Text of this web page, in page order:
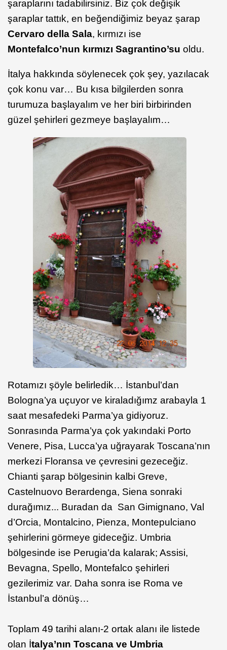
şaraplarını tadabilirsiniz. Biz çok değişik
şaraplar tattık, en beğendiğimiz beyaz şarap
Cervaro della Sala, kırmızı ise
Montefalco’nun kırmızı Sagrantino’su oldu.
İtalya hakkında söylenecek çok şey, yazılacak
çok konu var… Bu kısa bilgilerden sonra
turumuza başlayalım ve her biri birbirinden
güzel şehirleri gezmeye başlayalım…
Rotamızı şöyle belirledik… İstanbul’dan
Bologna’ya uçuyor ve kiraladığımz arabayla 1
saat mesafedeki Parma’ya gidiyoruz.
Sonrasında Parma’ya çok yakındaki Porto
Venere, Pisa, Lucca’ya uğrayarak Toscana’nın
merkezi Floransa ve çevresini gezeceğiz.
Chianti şarap bölgesinin kalbi Greve,
Castelnuovo Berardenga, Siena sonraki
durağımız... Buradan da San Gimignano, Val
d’Orcia, Montalcino, Pienza, Montepulciano
şehirlerini görmeye gideceğiz. Umbria
bölgesinde ise Perugia’da kalarak; Assisi,
Bevagna, Spello, Montefalco şehirleri
gezilerimiz var. Daha sonra ise Roma ve
İstanbul’a dönüş…
Toplam 49 tarihi alanı-2 ortak alanı ile listede
olan İtalya’nın Toscana ve Umbria